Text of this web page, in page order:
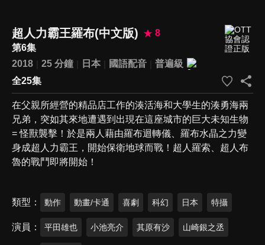
超人力霸王羅布(中文版)
8
第6集
2018
25 分鐘 日本 國語配音
普遍級
全25集
在父親所經營的精品店工作的湊活海和大學生的湊勇海兩
兄弟，突如其來地遭遇到出現在這座城市的巨大未知生物
= 怪獸襲擊！於是兩人藉由羅布迴轉儀、羅布水晶之力變
身成超人力霸王，開始保衛地球而戰！超人羅索、超人布
魯的戰鬥即將開始！
類型 動作 動畫/卡通 喜劇 科幻 日本 特攝
演員 平田雄也 小池亮介 其原有沙 山崎銀之丞